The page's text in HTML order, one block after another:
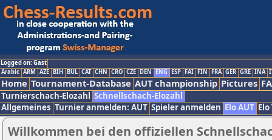
Logged on: Gast
Arabic ARM AZE BIH BUL CAT CHN CRO CZE DEN ENG ESP FAI FIN FRA GER GRE INA
Home Tournament-Database AUT championship Pictures
Turnierschach-Elozahl Schnellschach-Elozahl
Allgemeines Turnier anmelden: AUT Spieler anmelden Elo AUT
Willkommen bei den offiziellen